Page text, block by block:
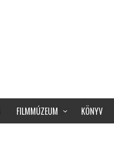
FILMMÚZEUM KÖNYV